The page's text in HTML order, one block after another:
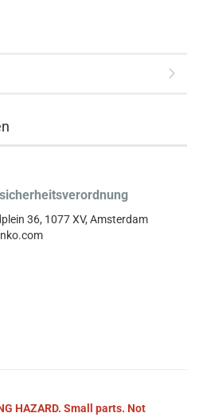
36, 1077 XV, Amsterdam
HAZARD. Small parts. Not